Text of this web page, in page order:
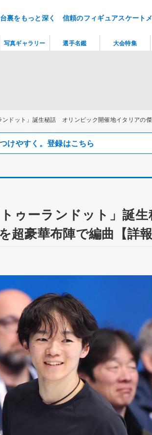
裏をもっと深く 信頼のフィギュアスケート
ドット」誕生秘話 オリンピック開催地イタリアの傑
けやすく。登録はこちら
ゥーランドット」誕
超豪華布陣で編曲【詳報
写真ギャラリー 選手名鑑 大会特集